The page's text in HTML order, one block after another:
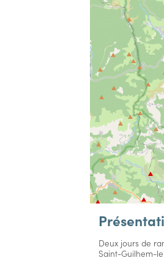
Deux jours de
Saint-Guilhem-